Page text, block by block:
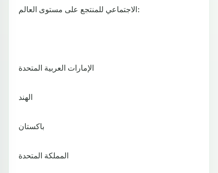
الاجتماعي للمنتجع على مستوى العالم:
الإمارات العربية المتحدة
الهند
باكستان
المملكة المتحدة